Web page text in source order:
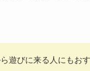
遊びに来る人にもお